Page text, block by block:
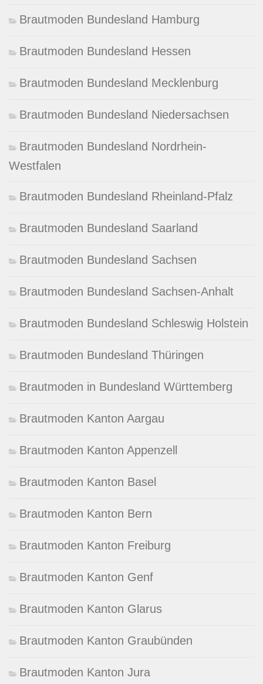
Brautmoden Bundesland Hamburg
Brautmoden Bundesland Hessen
Brautmoden Bundesland Mecklenburg
Brautmoden Bundesland Niedersachsen
Brautmoden Bundesland Nordrhein-
Westfalen
Brautmoden Bundesland Rheinland-Pfalz
Brautmoden Bundesland Saarland
Brautmoden Bundesland Sachsen
Brautmoden Bundesland Sachsen-Anhalt
Brautmoden Bundesland Schleswig Holstein
Brautmoden Bundesland Thüringen
Brautmoden in Bundesland Württemberg
Brautmoden Kanton Aargau
Brautmoden Kanton Appenzell
Brautmoden Kanton Basel
Brautmoden Kanton Bern
Brautmoden Kanton Freiburg
Brautmoden Kanton Genf
Brautmoden Kanton Glarus
Brautmoden Kanton Graubünden
Brautmoden Kanton Jura